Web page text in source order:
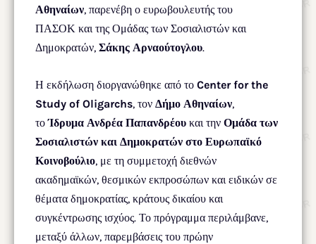
Αθηναίων, παρενέβη ο ευρωβουλευτής του
ΠΑΣΟΚ και της Ομάδας των Σοσιαλιστών και
Δημοκρατών, Σάκης Αρναούτογλου.
Η εκδήλωση διοργανώθηκε από το Center for the
Study of Oligarchs, τον Δήμο Αθηναίων,
τοΊδρυμα Ανδρέα Παπανδρέου και την Ομάδα των
Σοσιαλιστών και Δημοκρατών στο Ευρωπαϊκό
Κοινοβούλιο, με τη συμμετοχή διεθνών
ακαδημαϊκών, θεσμικών εκπροσώπων και ειδικών σε
θέματα δημοκρατίας, κράτους δικαίου και
συγκέντρωσης ισχύος. Το πρόγραμμα περιλάμβανε,
μεταξύ άλλων, παρεμβάσεις του πρώην